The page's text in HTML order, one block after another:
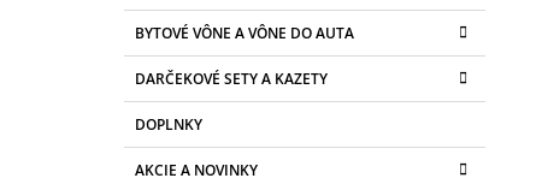
BYTOVÉ VÔNE A VÔNE DO AUTA
DARČEKOVÉ SETY A KAZETY
DOPLNKY
AKCIE A NOVINKY